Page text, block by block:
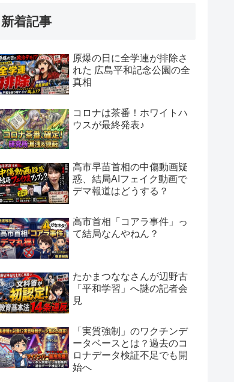
新着記事
原爆の日に全学連が排除さ
れた 広島平和記念公園の全
真相
コロナは茶番！ホワイトハ
ウスが最終発表♪
高市早苗首相の中傷動画疑
惑、結局AIフェイク動画で
デマ報道はどうする？
高市首相「コアラ事件」っ
て結局なんやねん？
たかまつななさんが辺野古
「平和学習」へ謎の記者会
見
「実質強制」のワクチンデ
ータベースとは？過去のコ
ロナデータ検証不足でも開
始へ